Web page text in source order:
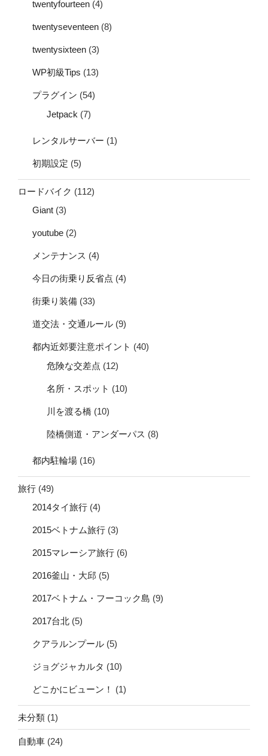
twentyfourteen (4)
twentyseventeen (8)
twentysixteen (3)
WP初級Tips (13)
プラグイン (54)
Jetpack (7)
レンタルサーバー (1)
初期設定 (5)
ロードバイク (112)
Giant (3)
youtube (2)
メンテナンス (4)
今日の街乗り反省点 (4)
街乗り装備 (33)
道交法・交通ルール (9)
都内近郊要注意ポイント (40)
危険な交差点 (12)
名所・スポット (10)
川を渡る橋 (10)
陸橋側道・アンダーパス (8)
都内駐輪場 (16)
旅行 (49)
2014タイ旅行 (4)
2015ベトナム旅行 (3)
2015マレーシア旅行 (6)
2016釜山・大邱 (5)
2017ベトナム・フーコック島 (9)
2017台北 (5)
クアラルンプール (5)
ジョグジャカルタ (10)
どこかにビューン！ (1)
未分類 (1)
自動車 (24)